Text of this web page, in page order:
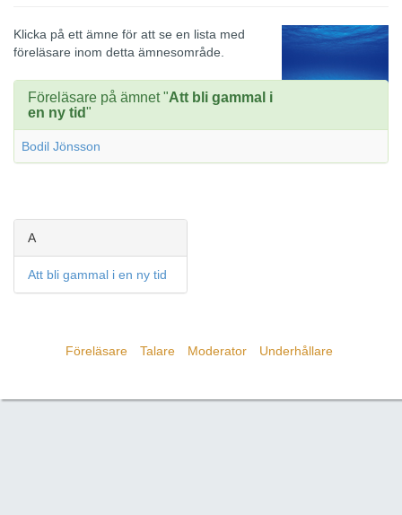
Klicka på ett ämne för att se en lista med
föreläsare inom detta ämnesområde.
Föreläsare på ämnet "Att bli gammal i
en ny tid"
Bodil Jönsson
A
Att bli gammal i en ny tid
Föreläsare Talare Moderator Underhållare